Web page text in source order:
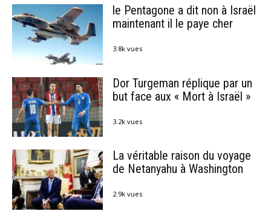
le Pentagone a dit non à Israël
maintenant il le paye cher
3.8k vues
Dor Turgeman réplique par un
but face aux « Mort à Israël »
3.2k vues
La véritable raison du voyage
de Netanyahu à Washington
2.9k vues